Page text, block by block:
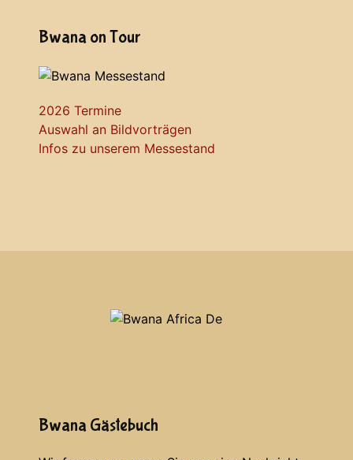
Bwana on Tour
2026 Termine
Auswahl an Bildvorträgen
Infos zu unserem Messestand
Bwana Gästebuch